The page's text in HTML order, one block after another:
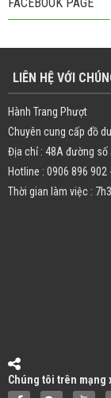
LIÊN HỆ VỚI
Hành Trang Phượt
Chuyên cung cấp đồ
Địa chỉ : 48A đường số
Hotline : 0906 896
Thời gian làm việc :
Chúng tôi trên mạng